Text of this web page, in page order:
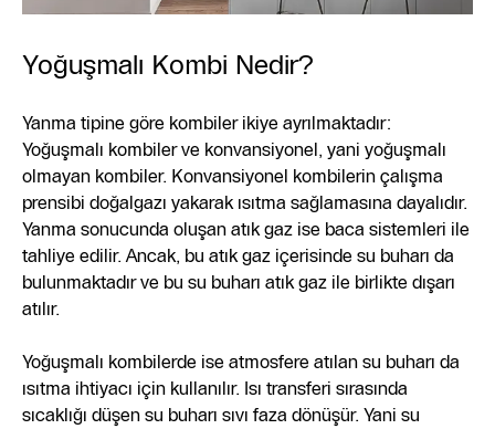
Yoğuşmalı Kombi Nedir?
Yanma tipine göre kombiler ikiye ayrılmaktadır:
Yoğuşmalı kombiler ve konvansiyonel, yani yoğuşmalı
olmayan kombiler. Konvansiyonel kombilerin çalışma
prensibi doğalgazı yakarak ısıtma sağlamasına dayalıdır.
Yanma sonucunda oluşan atık gaz ise baca sistemleri ile
tahliye edilir. Ancak, bu atık gaz içerisinde su buharı da
bulunmaktadır ve bu su buharı atık gaz ile birlikte dışarı
atılır.
Yoğuşmalı kombilerde ise atmosfere atılan su buharı da
ısıtma ihtiyacı için kullanılır. Isı transferi sırasında
sıcaklığı düşen su buharı sıvı faza dönüşür. Yani su